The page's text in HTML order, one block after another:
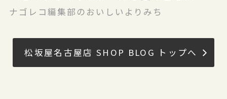
グルメ
ナゴレコ編集部のおいしいよりみち
松坂屋名古屋店 SHOP BLOG トップへ